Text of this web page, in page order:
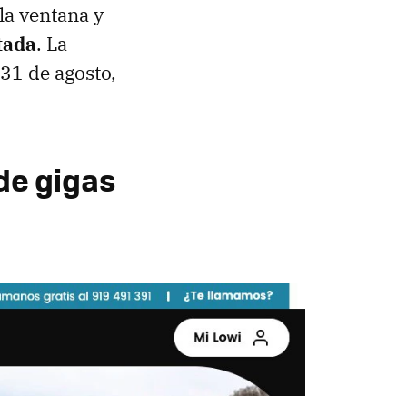
ventana y
. La
de agosto,
gigas